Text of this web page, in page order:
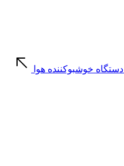
دستگاه خوشبوکننده هوا